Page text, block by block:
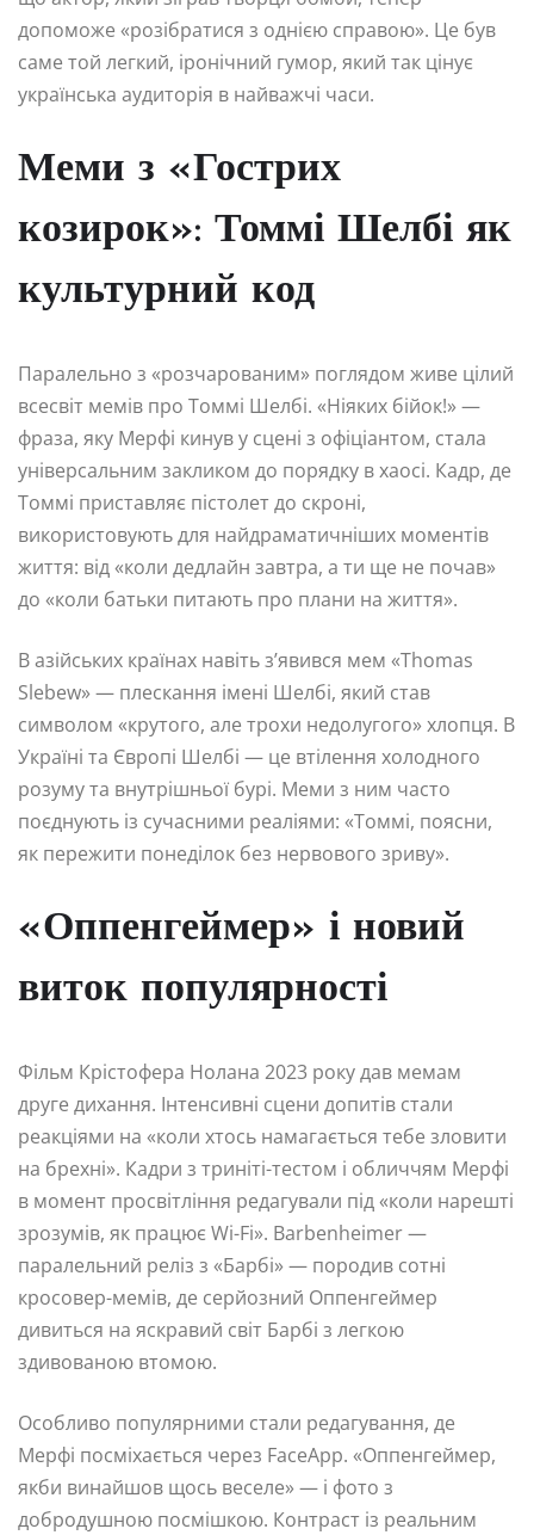
допоможе «розібратися з однією справою». Це був
саме той легкий, іронічний гумор, який так цінує
українська аудиторія в найважчі часи.
Меми з «Гострих
козирок»: Томмі Шелбі як
культурний код
Паралельно з «розчарованим» поглядом живе цілий
всесвіт мемів про Томмі Шелбі. «Ніяких бійок!» —
фраза, яку Мерфі кинув у сцені з офіціантом, стала
універсальним закликом до порядку в хаосі. Кадр, де
Томмі приставляє пістолет до скроні,
використовують для найдраматичніших моментів
життя: від «коли дедлайн завтра, а ти ще не почав»
до «коли батьки питають про плани на життя».
В азійських країнах навіть з’явився мем «Thomas
Slebew» — плескання імені Шелбі, який став
символом «крутого, але трохи недолугого» хлопця. В
Україні та Європі Шелбі — це втілення холодного
розуму та внутрішньої бурі. Меми з ним часто
поєднують із сучасними реаліями: «Томмі, поясни,
як пережити понеділок без нервового зриву».
«Оппенгеймер» і новий
виток популярності
Фільм Крістофера Нолана 2023 року дав мемам
друге дихання. Інтенсивні сцени допитів стали
реакціями на «коли хтось намагається тебе зловити
на брехні». Кадри з триніті-тестом і обличчям Мерфі
в момент просвітління редагували під «коли нарешті
зрозумів, як працює Wi-Fi». Barbenheimer —
паралельний реліз з «Барбі» — породив сотні
кросовер-мемів, де серйозний Оппенгеймер
дивиться на яскравий світ Барбі з легкою
здивованою втомою.
Особливо популярними стали редагування, де
Мерфі посміхається через FaceApp. «Оппенгеймер,
якби винайшов щось веселе» — і фото з
добродушною посмішкою. Контраст із реальним